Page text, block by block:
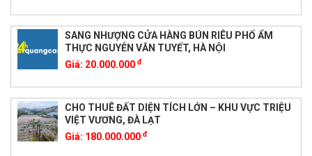
SANG NHƯỢNG CỬA HÀNG BÚN RIÊU PHỐ ẨM
THỰC NGUYỄN VĂN TUYẾT, HÀ NỘI
Giá: 20.000.000 đ
CHO THUÊ ĐẤT DIỆN TÍCH LỚN – KHU VỰC TRIỆU
VIỆT VƯƠNG, ĐÀ LẠT
Giá: 180.000.000 đ